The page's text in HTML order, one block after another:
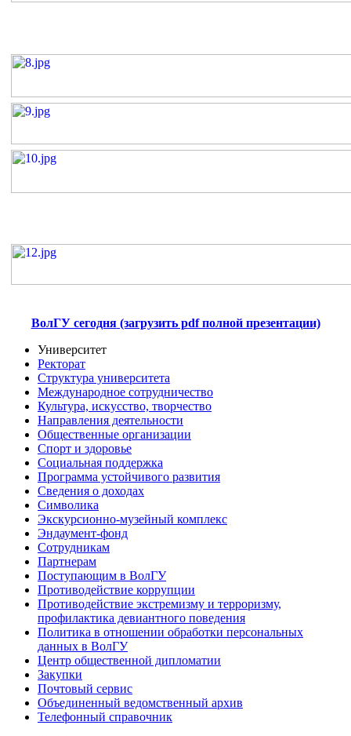
ВолГУ сегодня(загрузить pdf полной презентации)
Университет
Ректорат
Структура университета
Международное сотрудничество
Культура, искусство, творчество
Направления деятельности
Общественные организации
Спорт и здоровье
Социальная поддержка
Программа устойчивого развития
Сведения о доходах
Символика
Экскурсионно-музейный комплекс
Эндаумент-фонд
Сотрудникам
Партнерам
Поступающим в ВолГУ
Противодействие коррупции
Противодействие экстремизму и терроризму,
профилактика девиантного поведения
Политика в отношении обработки персональных
данных в ВолГУ
Центр общественной дипломатии
Закупки
Почтовый сервис
Объединенный ведомственный архив
Телефонный справочник